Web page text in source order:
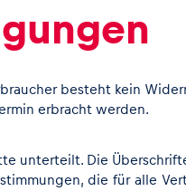
besteht kein
erbracht werden.
unterteilt. Die
die für alle